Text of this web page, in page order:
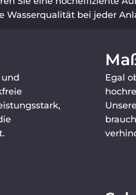
Wasserqualität bei jeder
Egal